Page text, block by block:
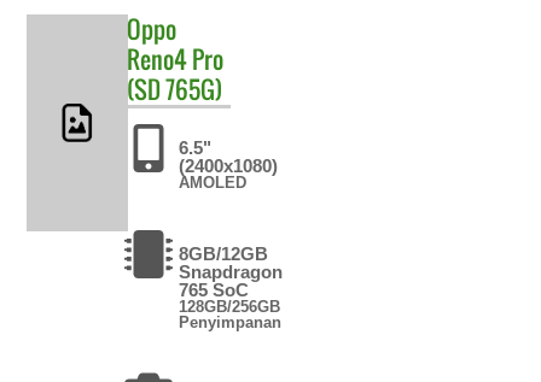
Oppo
Reno4 Pro
(SD 765G)
6.5"
(2400x1080)
AMOLED
8GB/12GB
Snapdragon
765 SoC
128GB/256GB
Penyimpanan